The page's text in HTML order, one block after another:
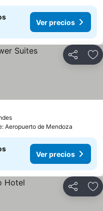
Ver precios
Compartir
Aeropuerto de Mendoza
Ver precios
Compartir